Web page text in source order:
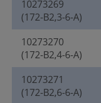
10273269
(172-B2,3-6-A)
10273270
(172-B2,4-6-A)
10273271
(172-B2,6-6-A)